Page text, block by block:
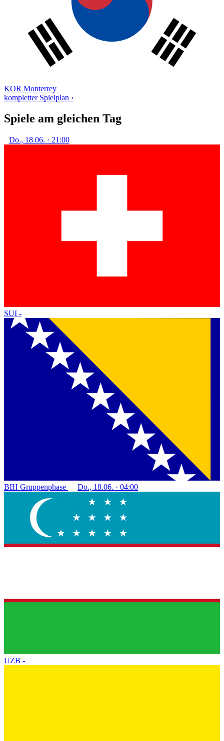
KOR Monterrey
kompletter Spielplan ›
Spiele am gleichen Tag
Do., 18.06. · 21:00
SUI -
BIH Gruppenphase Do., 18.06. · 04:00
UZB -